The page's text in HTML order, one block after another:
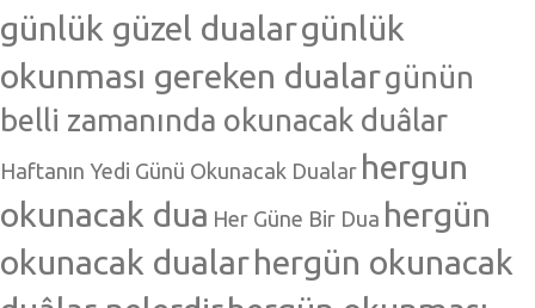
günlük güzel dualargünlük
okunması gereken dualargünün
belli zamanında okunacak duâlar
Haftanın Yedi Günü Okunacak Dualar hergun
okunacak dua Her Güne Bir Dua hergün
okunacak dualarhergün okunacak